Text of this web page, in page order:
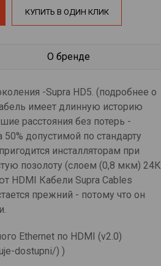
КУПИТЬ В ОДИН КЛИК
О бренде
-Supra HD5. (подробнее о
имеет длинную историю
расстояния без потерь -
допустимой по стандарту
инсталляторам при
позолоту (слоем (0,8 мкм) 24К
HDMI Кабели Supra Cables
прежний - потому что он
Ethernet по HDMI (v2.0)
dostupni/) )